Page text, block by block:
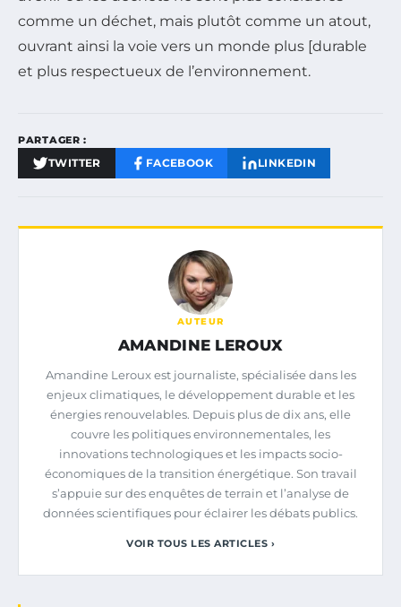
comme un déchet, mais plutôt comme un atout,
ouvrant ainsi la voie vers un monde plus [durable
et plus respectueux de l’environnement.
PARTAGER :
TWITTER FACEBOOK LINKEDIN
AUTEUR
AMANDINE LEROUX
Amandine Leroux est journaliste, spécialisée dans les
enjeux climatiques, le développement durable et les
énergies renouvelables. Depuis plus de dix ans, elle
couvre les politiques environnementales, les
innovations technologiques et les impacts socio-
économiques de la transition énergétique. Son travail
s’appuie sur des enquêtes de terrain et l’analyse de
données scientifiques pour éclairer les débats publics.
VOIR TOUS LES ARTICLES ›